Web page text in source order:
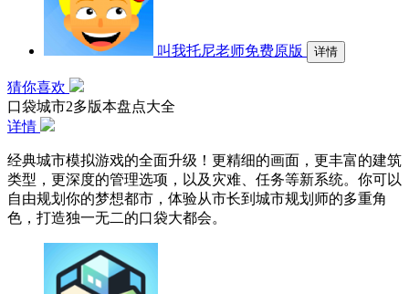
叫我托尼老师免费原版 详情
猜你喜欢
口袋城市2多版本盘点大全
详情
经典城市模拟游戏的全面升级！更精细的画面，更丰富的建筑
类型，更深度的管理选项，以及灾难、任务等新系统。你可以
自由规划你的梦想都市，体验从市长到城市规划师的多重角
色，打造独一无二的口袋大都会。